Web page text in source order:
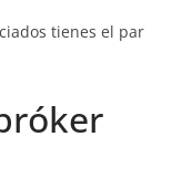
tienes el par